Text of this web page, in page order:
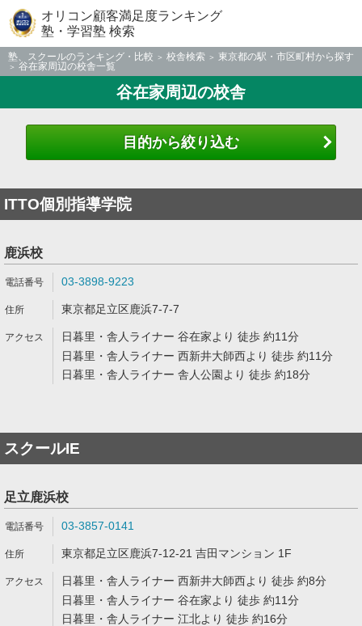
オリコン顧客満足度ランキング
塾・学習塾 検索
塾、スクールのランキング・比較 校舎検索
東京都の駅・市区町村から探す
谷在家周辺の校舎一覧
谷在家周辺の校舎
目的から絞り込む
ITTO個別指導学院
鹿浜校
03-3898-9223
東京都足立区鹿浜7-7-7
日暮里・舎人ライナー 谷在家より 徒歩 約11分
日暮里・舎人ライナー 西新井大師西より 徒歩 約11分
日暮里・舎人ライナー 舎人公園より 徒歩 約18分
スクールIE
足立鹿浜校
03-3857-0141
東京都足立区鹿浜7-12-21 吉田マンション 1F
日暮里・舎人ライナー 西新井大師西より 徒歩 約8分
日暮里・舎人ライナー 谷在家より 徒歩 約11分
日暮里・舎人ライナー 江北より 徒歩 約16分